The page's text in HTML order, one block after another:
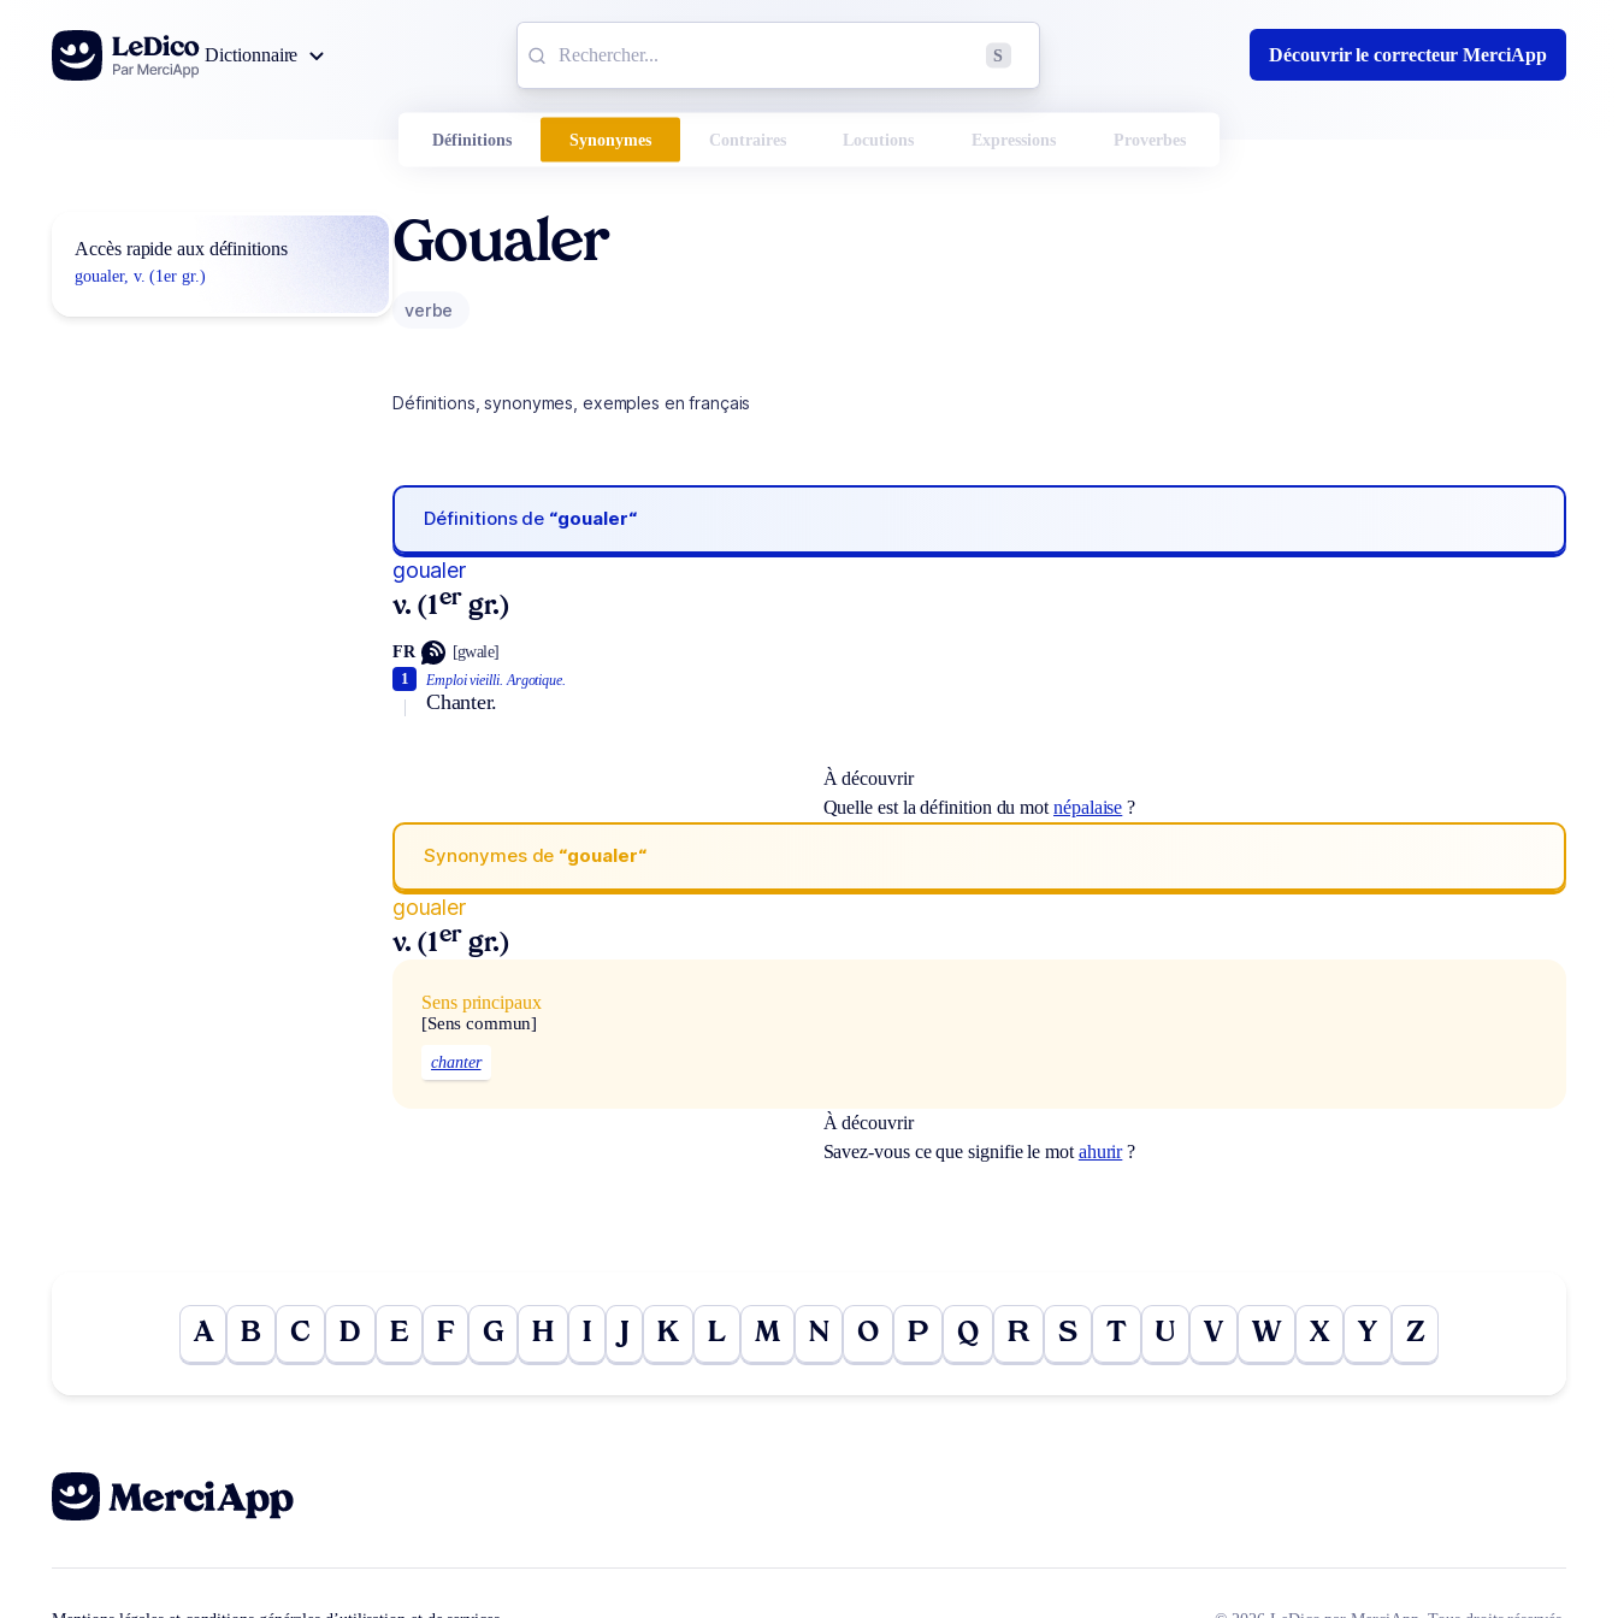
Aller au contenu
Dictionnaire
S Découvrir le correcteur MerciApp
Définitions Synonymes Contraires Locutions Expressions Proverbes
Accès rapide aux définitions
goualer, v. (1er gr.)
Goualer
verbe
Définitions, synonymes, exemples en français
Définitions de “goualer“
goualer
v. (1er gr.)
FR [gwale]
Emploi vieilli. Argotique.
Chanter.
1
À découvrir
Quelle est la définition du motnépalaise ?
Synonymes de “goualer“
goualer
v. (1er gr.)
Sens principaux
[Sens commun]
chanter
À découvrir
Savez-vous ce que signifie le mot ahurir?
A B C D E F G H I K L M N O P Q R S T U V W X Y Z